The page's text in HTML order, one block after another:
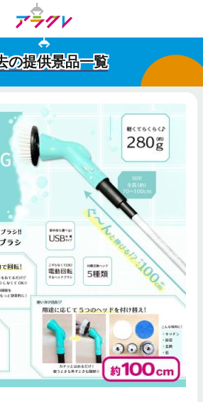
の提供景品一覧